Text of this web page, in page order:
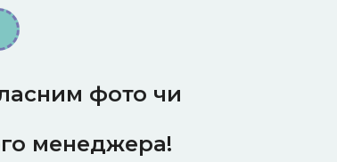
фото чи
менеджера!